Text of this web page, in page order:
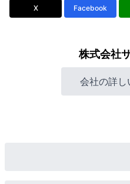
X Facebook
株式会社
会社の詳し